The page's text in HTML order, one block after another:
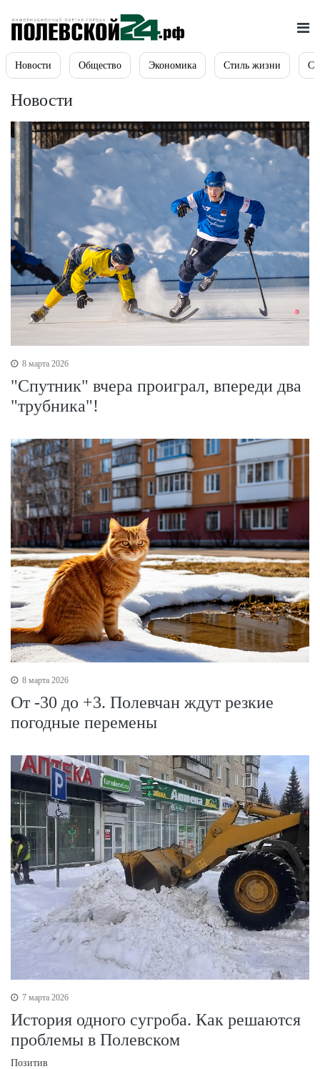
Новости Общество Экономика Стиль жизни
Новости
8 марта 2026
"Спутник" вчера проиграл, впереди два
"трубника"!
8 марта 2026
От -30 до +3. Полевчан ждут резкие
погодные перемены
7 марта 2026
История одного сугроба. Как решаются
проблемы в Полевском
Позитив